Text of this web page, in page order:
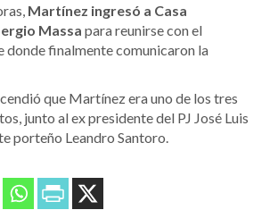
Martínez ingresó a Casa
Massa para reunirse con el
donde finalmente comunicaron la
que Martínez era uno de los tres
junto al ex presidente del PJ José Luis
porteño Leandro Santoro.